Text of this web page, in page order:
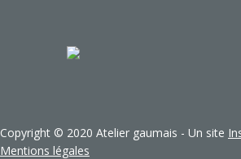
Copyright © 2020 Atelier gaumais - Un site
Mentions légales